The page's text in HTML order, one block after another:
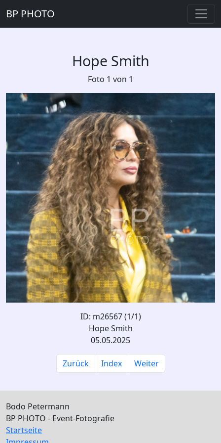
BP PHOTO
Hope Smith
Foto 1 von 1
ID: m26567 (1/1)
Hope Smith
05.05.2025
Zurück Index Weiter
Bodo Petermann
BP PHOTO - Event-Fotografie
Startseite